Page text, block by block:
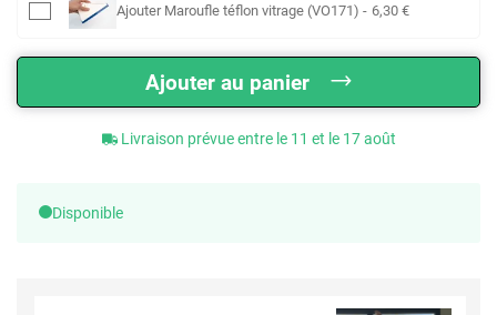
Ajouter Maroufle téflon vitrage (VO171) - 6,30 €
Ajouter au panier
Livraison prévue entre le 11 et le 17 août
Disponible